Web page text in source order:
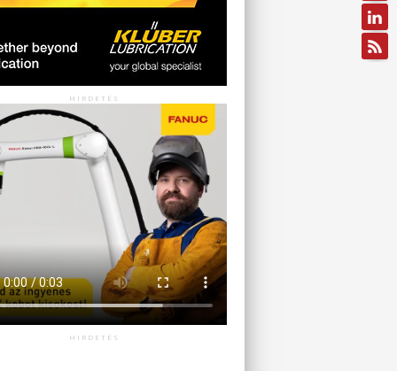
HIRDETÉS
HIRDETÉS